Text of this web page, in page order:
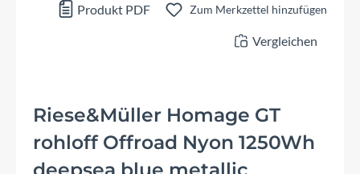
Produkt PDF Zum Merkzettel hinzufügen
Vergleichen
Riese&Müller Homage GT
rohloff Offroad Nyon 1250Wh